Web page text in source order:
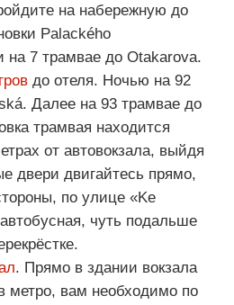
на набережную до
Palackého
на 7 трамвае до Otakarova.
до отеля. Ночью на 92
Далее на 93 трамвае до
трамвая находится
от автовокзала, выйдя
двери двигайтесь прямо,
по улице «Ke
чуть подальше
. Прямо в здании вокзала
метро, вам необходимо по